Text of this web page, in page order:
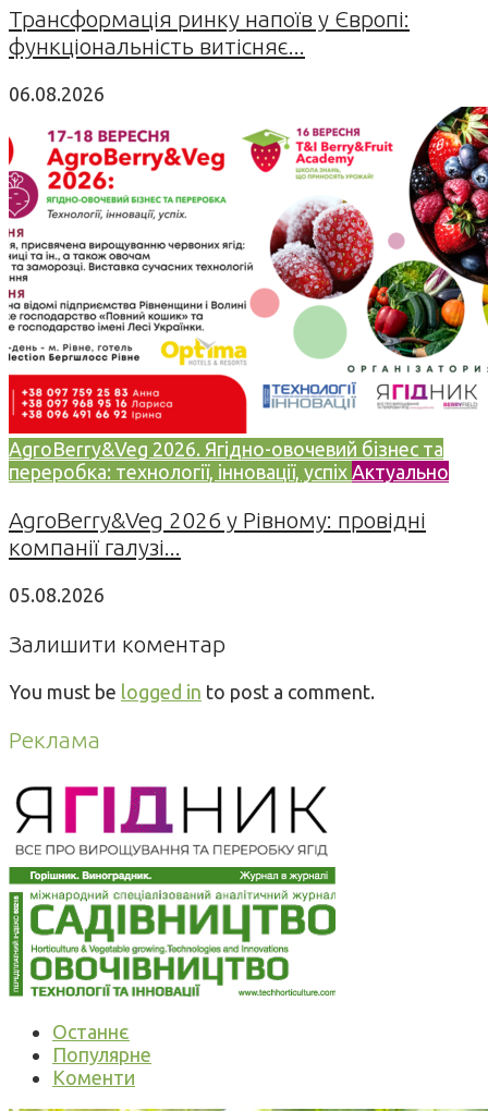
Трансформація ринку напоїв у Європі:
функціональність витісняє...
06.08.2026
AgroBerry&Veg 2026. Ягідно-овочевий бізнес та
переробка: технології, інновації, успіх Актуально
AgroBerry&Veg 2026 у Рівному: провідні
компанії галузі...
05.08.2026
Залишити коментар
You must be logged in to post a comment.
Реклама
Останнє
Популярне
Коменти